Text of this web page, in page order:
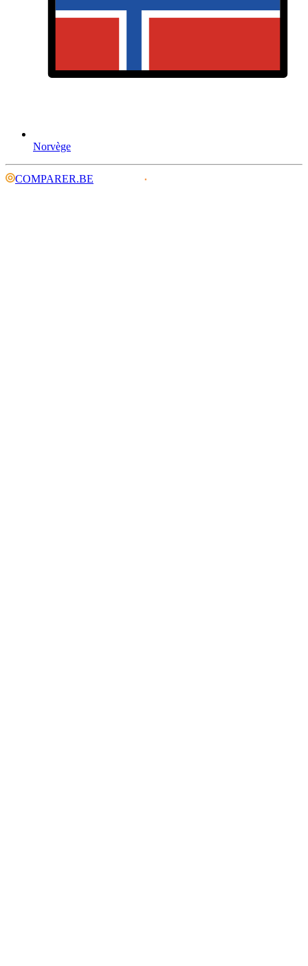
Norvège
COMPARER.BE